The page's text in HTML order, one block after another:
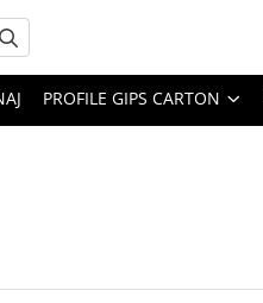
PROFILE GIPS CARTON